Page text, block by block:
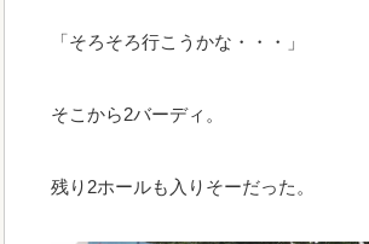
「そろそろ行こうかな・・・」
そこから2バーディ。
残り2ホールも入りそーだった。